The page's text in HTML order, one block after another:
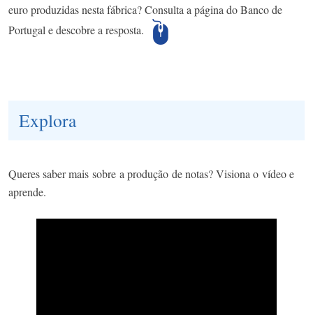
euro produzidas nesta fábrica? Consulta a página do Banco de
Portugal e descobre a resposta.​
Explora
Queres saber mais sobre a produção de notas? Visiona o vídeo e
aprende.